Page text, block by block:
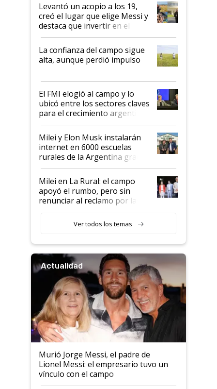
Levantó un acopio a los 19,
creó el lugar que elige Messi y
destaca que invertir en el
kirchnerismo era como "darle
plata a un hijo para droga":
Juan Félix Rossetti, el libertario
que de una dura crisis salió
de Milei
La confianza del campo sigue
alta, aunque perdió impulso
El FMI elogió al campo y lo
ubicó entre los sectores claves
para el crecimiento argentino
Milei y Elon Musk instalarán
internet en 6000 escuelas
rurales de la Argentina gracias
a un acuerdo con Starlink
Milei en La Rural: el campo
apoyó el rumbo, pero sin
renunciar al reclamo por las
Ver todos los temas
Actualidad
Murió Jorge Messi, el padre de
Lionel Messi: el empresario tuvo un
vínculo con el campo